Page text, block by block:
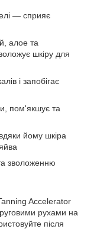
— сприяє
алое та
шкіру для
і запобігає
пом'якшує та
йому шкіра
зволоженню
Accelerator
рухами на
після